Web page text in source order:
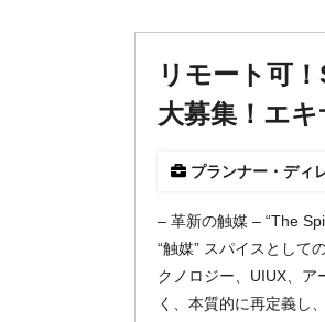
リモート可
大募集！エ
プランナー・ディ
– 革新の触媒 – “The
“触媒” スパイスとして
クノロジー、UIUX、ア
く、本質的に再定義し